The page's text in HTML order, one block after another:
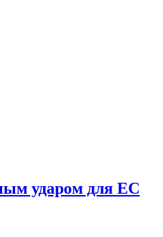
ударом для ЕС